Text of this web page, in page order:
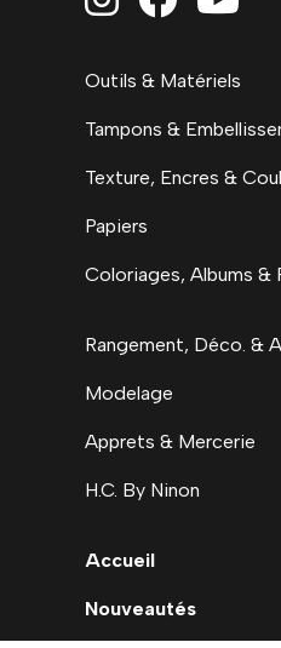
Outils & Matériels
Tampons &
Texture, Encres &
Papiers
Coloriages, Albums &
Rangement, Déco. &
Modelage
Apprets & Mercerie
H.C. By Ninon
Accueil
Nouveautés